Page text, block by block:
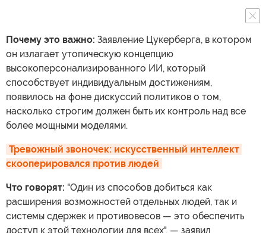
Почему это важно: Заявление Цукерберга, в котором
он излагает утопическую концепцию
высокоперсонализированного ИИ, который
способствует индивидуальным достижениям,
появилось на фоне дискуссий политиков о том,
насколько строгим должен быть их контроль над все
более мощными моделями.
Тревожный звоночек: искусственный интеллект
скооперировался против людей
Что говорят: "Один из способов добиться как
расширения возможностей отдельных людей, так и
системы сдержек и противовесов — это обеспечить
доступ к этой технологии для всех", — заявил